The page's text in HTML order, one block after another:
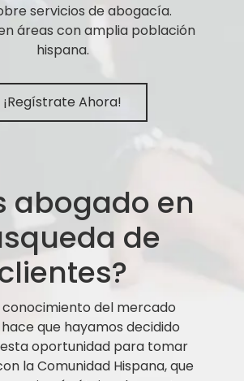
servicios de abogacía.
áreas con amplia población
hispana.
¡Regístrate Ahora!
abogado en
de
conocimiento del mercado
que hayamos decidido
oportunidad para tomar
la Comunidad Hispana, que